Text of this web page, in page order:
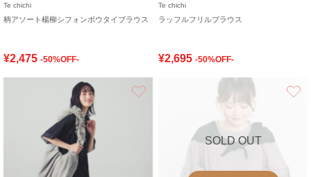
Te chichi
柄アソート楊柳シフォンボウタイブラウス
¥2,475 -50%OFF-
Te chichi
ラッフルフリルブラウス
¥2,695 -50%OFF-
SOLD OUT